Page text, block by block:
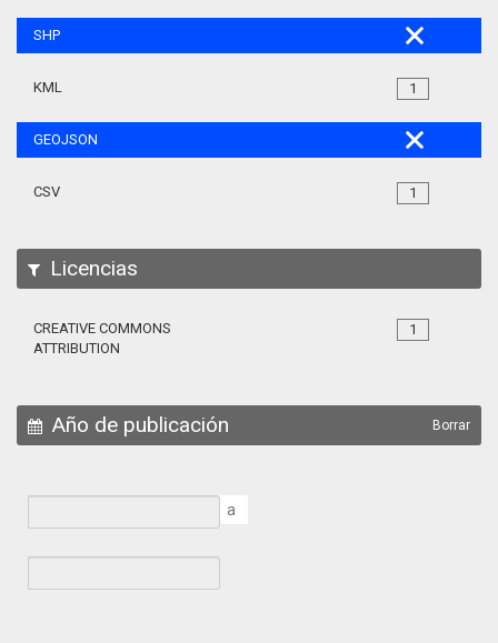
SHP
1
KML
GEOJSON
1
CSV
Licencias
1
CREATIVE COMMONS
ATTRIBUTION
Año de publicación Borrar
a